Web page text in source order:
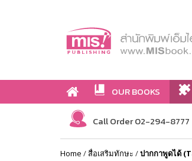
OUR BOOKS
Call Order 02-294-8777
Home /สื่อเสริมทักษะ /ปากกาพูดได้